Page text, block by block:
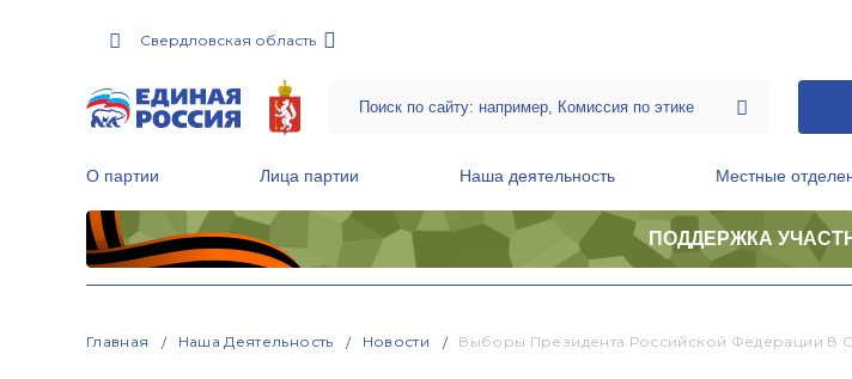
Свердловская область
О партии Лица партии Наша деятельность Местные
ПОДДЕРЖКА
Главная Наша Деятельность Новости Выборы Президента Российской Федерации В